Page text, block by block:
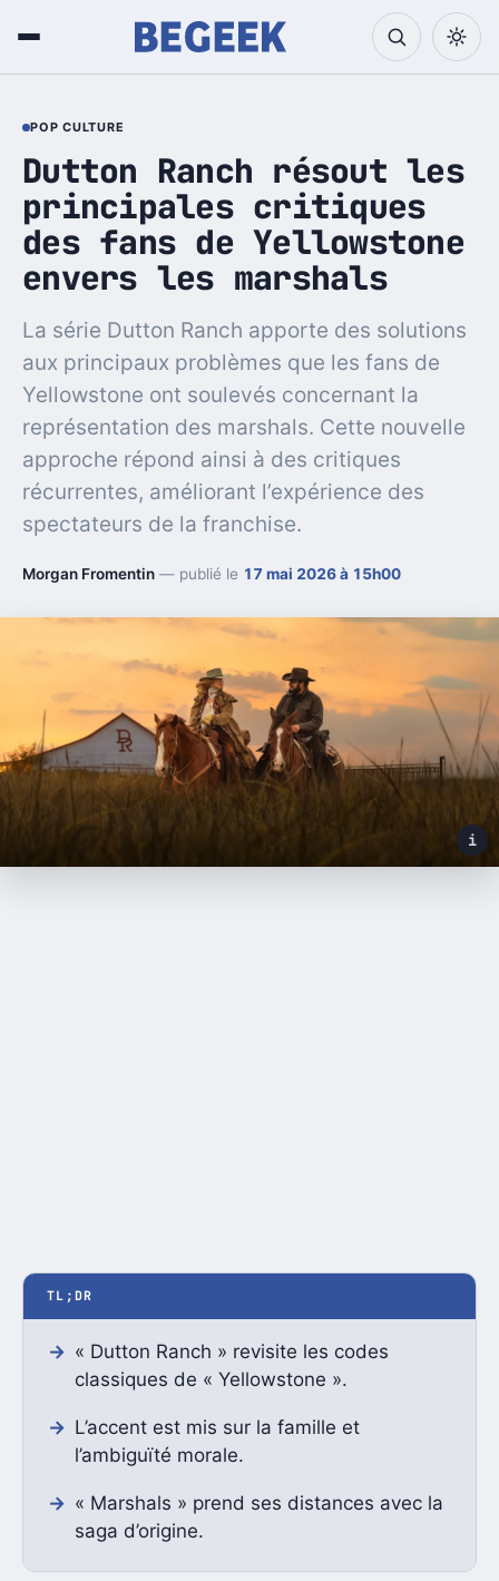
POP CULTURE
Dutton Ranch résout les
principales critiques
des fans de Yellowstone
envers les marshals
La série Dutton Ranch apporte des solutions
aux principaux problèmes que les fans de
Yellowstone ont soulevés concernant la
représentation des marshals. Cette nouvelle
approche répond ainsi à des critiques
récurrentes, améliorant l’expérience des
spectateurs de la franchise.
Morgan Fromentin — publié le 17 mai 2026 à 15h00
i
TL;DR
« Dutton Ranch » revisite les codes
classiques de « Yellowstone ».
L’accent est mis sur la famille et
l’ambiguïté morale.
« Marshals » prend ses distances avec la
saga d’origine.